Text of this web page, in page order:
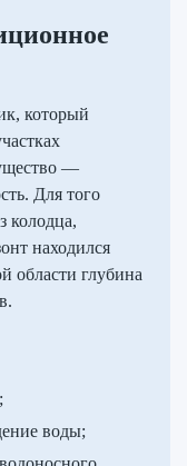
который
—
Для того
колодца,
находился
области глубина
воды;